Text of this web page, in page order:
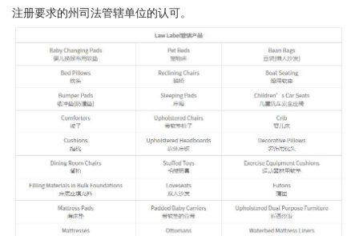
注册要求的州司法管辖单位的认可。